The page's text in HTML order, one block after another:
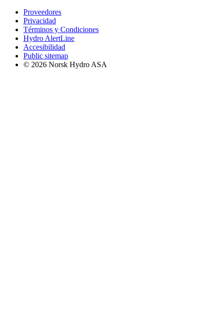
Proveedores
Privacidad
Términos y Condiciones
Hydro AlertLine
Accesibilidad
Public sitemap
© 2026 Norsk Hydro ASA